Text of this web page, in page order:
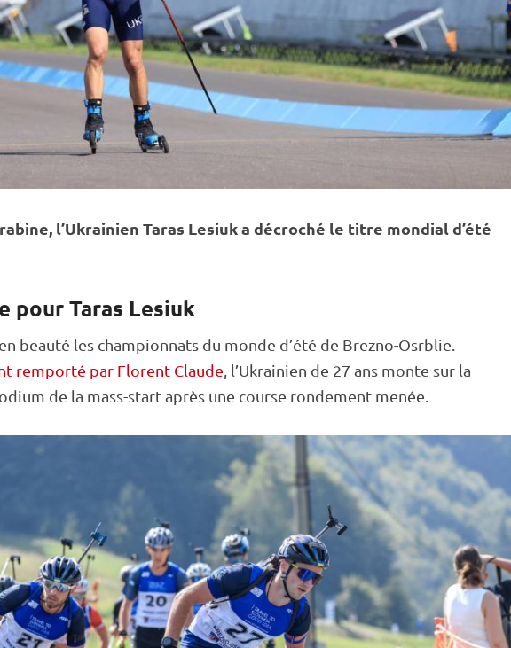
, l’Ukrainien Taras Lesiuk a décroché le titre mondial d’été
pour Taras Lesiuk
beauté les championnats du monde d’été de Brezno-Osrblie.
remporté par Florent Claude , l’Ukrainien de 27 ans monte sur la
de la mass-start après une course rondement menée.